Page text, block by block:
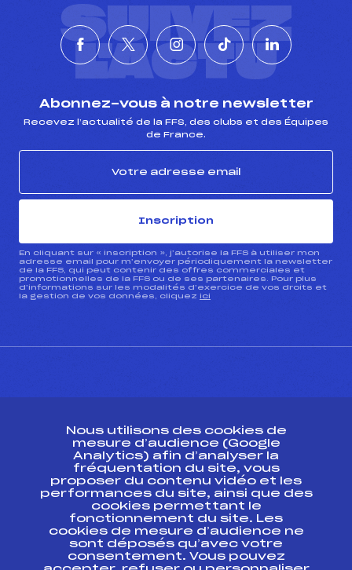
SUIVEZ
L'ACTU
Abonnez-vous à notre newsletter
Recevez l’actualité de la FFS, des clubs et des Équipes
de France.
Inscription
En cliquant sur « inscription », j’autorise la FFS à utiliser mon
adresse email pour m’envoyer périodiquement la newsletter
de la FFS, qui peut contenir des offres commerciales et
promotionnelles de la FFS ou de ses partenaires. Pour plus
d’informations sur les modalités d’exercice de vos droits et
la gestion de vos données, cliquez ici
Ressources
Pass’Neige
Projet sportif fédéral
Projet de performance fédéral
Antidopage
Pôle Développement, Formation, Suivi
Nous utilisons des cookies de
mesure d’audience (Google
Analytics) afin d’analyser la
fréquentation du site, vous
proposer du contenu vidéo et les
performances du site, ainsi que des
cookies permettant le
fonctionnement du site. Les
cookies de mesure d’audience ne
sont déposés qu’avec votre
consentement. Vous pouvez